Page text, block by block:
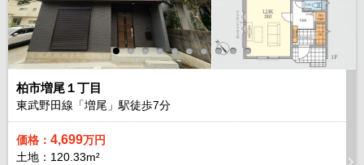
柏市増尾１丁目
東武野田線「増尾」駅徒歩7分
価格： 4,699万円
土地：120.33m²